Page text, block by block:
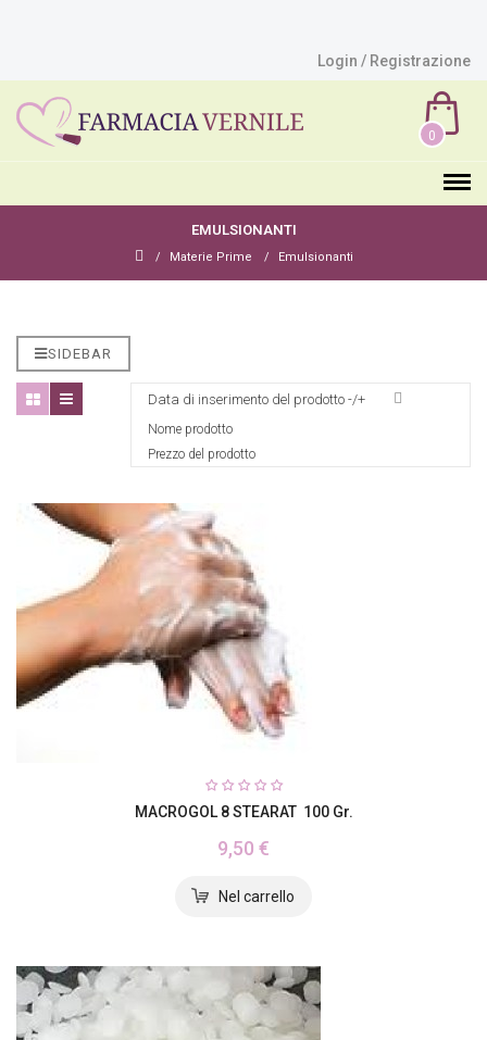
Login / Registrazione
0
EMULSIONANTI
Materie Prime Emulsionanti
SIDEBAR
Data di inserimento del prodotto -/+
Nome prodotto
Prezzo del prodotto
MACROGOL 8 STEARAT 100 Gr.
9,50 €